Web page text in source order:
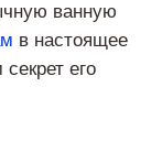
ванную
в настоящее
его